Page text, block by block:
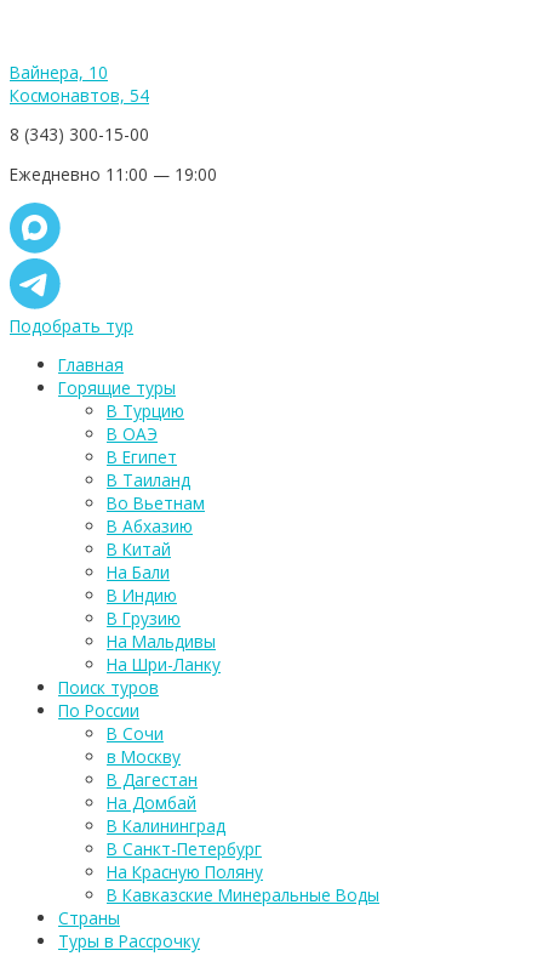
Вайнера, 10
Космонавтов, 54
8 (343) 300-15-00
Ежедневно 11:00 — 19:00
Подобрать тур
Главная
Горящие туры
В Турцию
В ОАЭ
В Египет
В Таиланд
Во Вьетнам
В Абхазию
В Китай
На Бали
В Индию
В Грузию
На Мальдивы
На Шри-Ланку
Поиск туров
По России
В Сочи
в Москву
В Дагестан
На Домбай
В Калининград
В Санкт-Петербург
На Красную Поляну
В Кавказские Минеральные Воды
Страны
Туры в Рассрочку